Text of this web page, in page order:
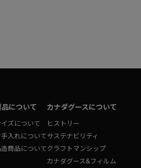
品について
イズについて
手入れについて
商品について
カナダグースについて
ヒストリー
サステナビリティ
クラフトマンシップ
カナダグース&フィルム